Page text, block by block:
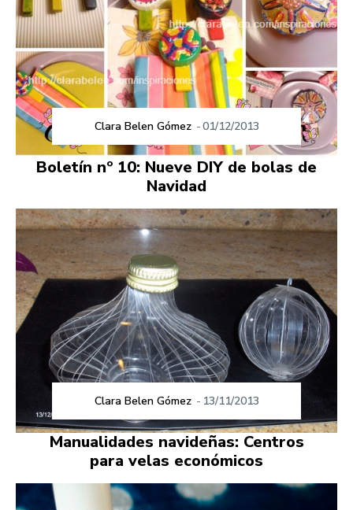
Clara Belen Gómez -01/12/2013
Boletín nº 10: Nueve DIY de bolas de
Navidad
Clara Belen Gómez - 13/11/2013
Manualidades navideñas: Centros
para velas económicos